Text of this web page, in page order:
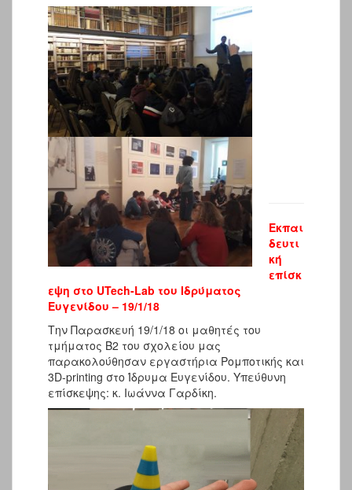
Εκπαι
δευτι
κή
επίσκ
εψη στο UTech-Lab του Ιδρύματος
Ευγενίδου – 19/1/18
Την Παρασκευή 19/1/18 οι μαθητές του
τμήματος Β2 του σχολείου μας
παρακολούθησαν εργαστήρια Ρομποτικής και
3D-printing στο Ίδρυμα Ευγενίδου. Υπεύθυνη
επίσκεψης: κ. Ιωάννα Γαρδίκη.